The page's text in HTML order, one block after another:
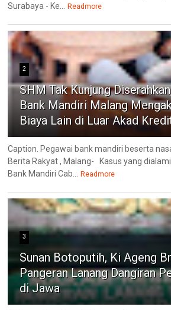
Surabaya - Ke...
Readmore
2
SHM Tak Kunjung
Bank Mandiri Malang
Biaya Lain di Luar Akad
Caption. Pegawai bank mandiri beserta
Berita Rakyat , Malang- ‎Kasus yang
Bank Mandiri Cab...
Readmore
3
Sunan Botoputih, Ki Ageng
Pangeran Lanang Dangiran
di Jawa